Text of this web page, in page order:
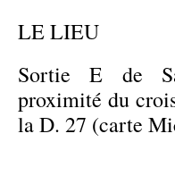
LE LIEU
Sortie E de
proximité du
la D. 27 (carte